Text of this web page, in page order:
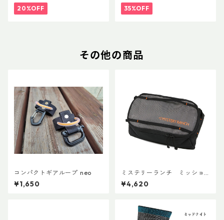
20%OFF 35%OFF
その他の商品
コンパクトギアループ neo
¥1,650
ミステリーランチ ミッショ
ンパッキングキューブ M ブ
ラック
¥4,620